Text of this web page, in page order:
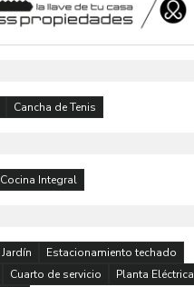
Cancha de Tenis
Cocina Integral
Jardín
Estacionamiento techado
Cuarto de servicio
Planta Eléctrica